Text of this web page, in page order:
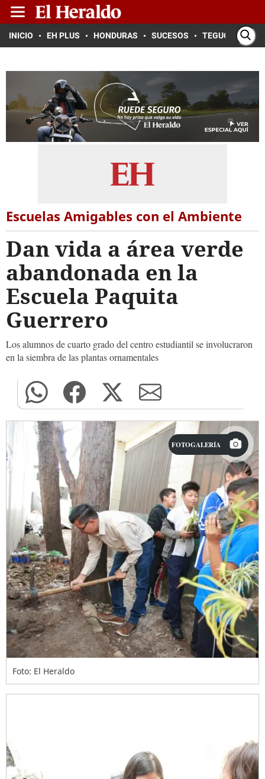
INICIO EH PLUS HONDURAS SUCESOS TEGUCIGALPA
Escuelas Amigables con el Ambiente
Dan vida a área verde
abandonada en la
Escuela Paquita
Guerrero
Los alumnos de cuarto grado del centro estudiantil se involucraron
en la siembra de las plantas ornamentales
FOTOGALERÍA
Foto: El Heraldo